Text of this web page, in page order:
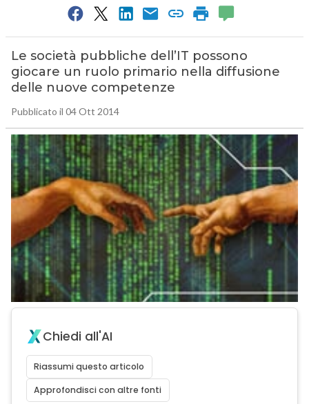
Le società pubbliche dell’IT possono
giocare un ruolo primario nella diffusione
delle nuove competenze
Pubblicato il 04 Ott 2014
Chiedi all'AI
Riassumi questo articolo
Approfondisci con altre fonti